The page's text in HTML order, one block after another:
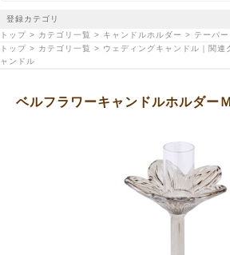
登録カテゴリ
トップ > カテゴリ一覧 > キャンドルホルダー > テーパ
トップ > カテゴリ一覧 > ウェディングキャンドル｜関連
ャンドル
ベルフラワーキャンドルホルダー